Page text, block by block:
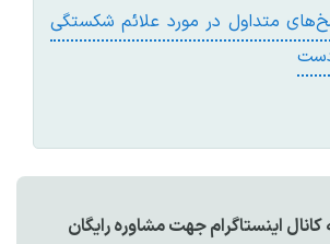
متداول در مورد علائم شکستگی
کانال اینستاگرام جهت مشاوره رایگان